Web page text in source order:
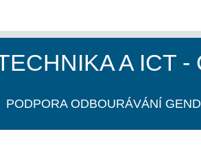
A ICT
PODPORA ODBOURÁVÁNÍ